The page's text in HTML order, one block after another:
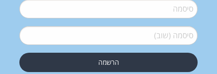
סיסמה*
סיסמה (שוב)*